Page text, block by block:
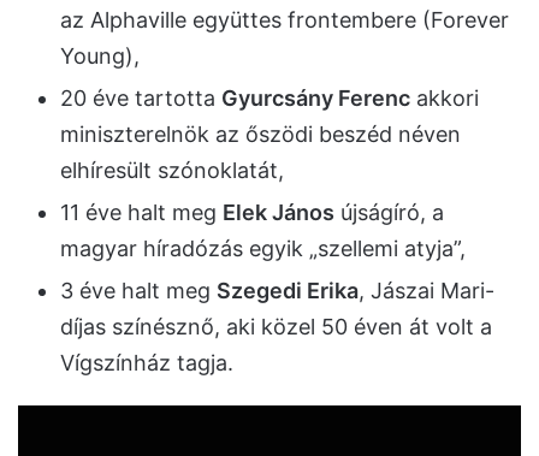
az Alphaville együttes frontembere (Forever
Young),
20 éve tartotta Gyurcsány Ferenc akkori
miniszterelnök az őszödi beszéd néven
elhíresült szónoklatát,
11 éve halt meg Elek János újságíró, a
magyar híradózás egyik „szellemi atyja”,
3 éve halt meg Szegedi Erika, Jászai Mari-
díjas színésznő, aki közel 50 éven át volt a
Vígszínház tagja.